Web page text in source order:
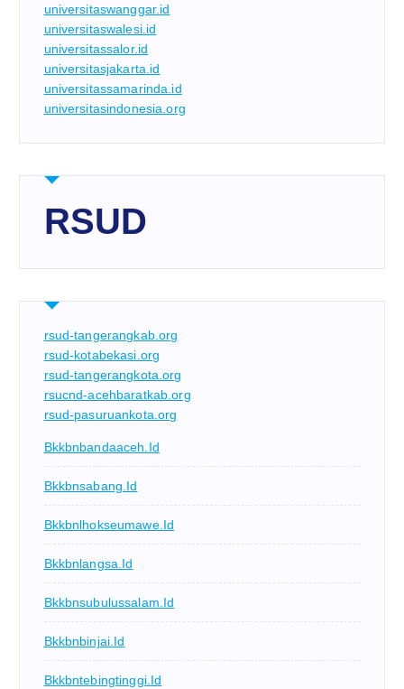
universitaswanggar.id
universitaswalesi.id
universitassalor.id
universitasjakarta.id
universitassamarinda.id
universitasindonesia.org
RSUD
rsud-tangerangkab.org
rsud-kotabekasi.org
rsud-tangerangkota.org
rsucnd-acehbaratkab.org
rsud-pasuruankota.org
Bkkbnbandaaceh.id
Bkkbnsabang.id
Bkkbnlhokseumawe.id
Bkkbnlangsa.id
Bkkbnsubulussalam.id
Bkkbnbinjai.id
Bkkbntebingtinggi.id